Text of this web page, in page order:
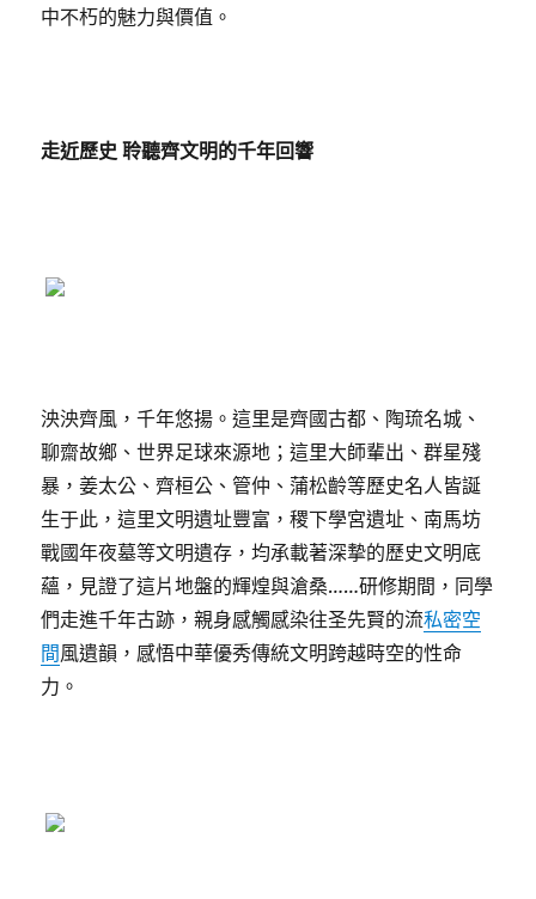
中不朽的魅力與價值。
走近歷史 聆聽齊文明的千年回響
泱泱齊風，千年悠揚。這里是齊國古都、陶琉名城、
聊齋故鄉、世界足球來源地；這里大師輩出、群星殘
暴，姜太公、齊桓公、管仲、蒲松齡等歷史名人皆誕
生于此，這里文明遺址豐富，稷下學宮遺址、南馬坊
戰國年夜墓等文明遺存，均承載著深摯的歷史文明底
蘊，見證了這片地盤的輝煌與滄桑……研修期間，同學
們走進千年古跡，親身感觸感染往圣先賢的流私密空
間風遺韻，感悟中華優秀傳統文明跨越時空的性命
力。